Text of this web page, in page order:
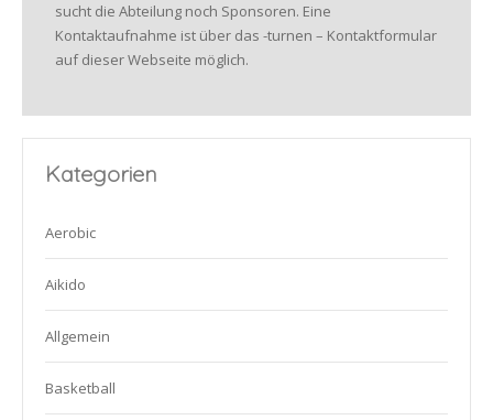
sucht die Abteilung noch Sponsoren. Eine
Kontaktaufnahme ist über das -turnen – Kontaktformular
auf dieser Webseite möglich.
Kategorien
Aerobic
Aikido
Allgemein
Basketball